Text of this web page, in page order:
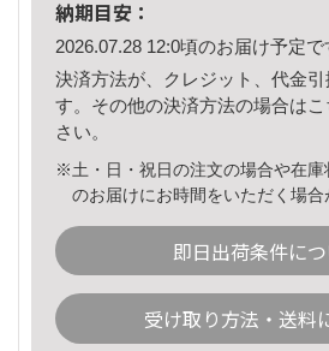
納期目安：
2026.07.28 12:0頃のお届け予定で
決済方法が、クレジット、代金
す。その他の決済方法の場合は
さい。
※土・日・祝日の注文の場合や在庫
のお届けにお時間をいただく場合
即日出荷条件に
受け取り方法・送料